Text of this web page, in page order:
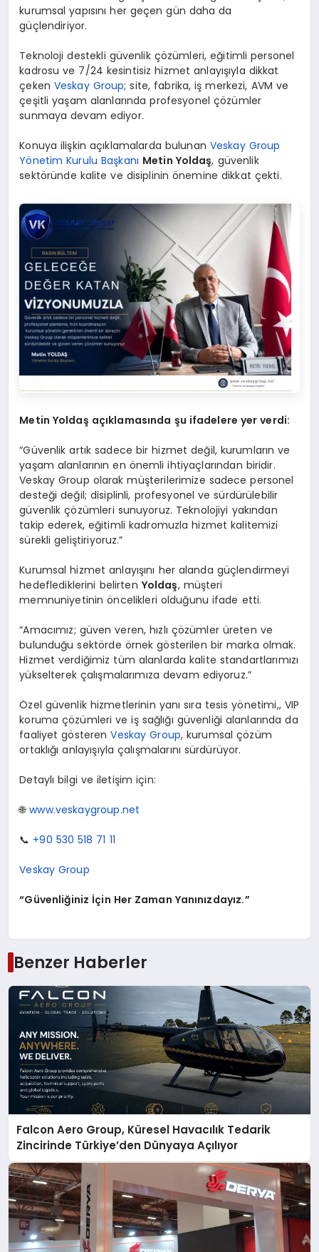
kurumsal yapısını her geçen gün daha da
güçlendiriyor.
Teknoloji destekli güvenlik çözümleri, eğitimli personel
kadrosu ve 7/24 kesintisiz hizmet anlayışıyla dikkat
çeken Veskay Group; site, fabrika, iş merkezi, AVM ve
çeşitli yaşam alanlarında profesyonel çözümler
sunmaya devam ediyor.
Konuya ilişkin açıklamalarda bulunan Veskay Group
Yönetim Kurulu Başkanı Metin Yoldaş, güvenlik
sektöründe kalite ve disiplinin önemine dikkat çekti.
Metin Yoldaş açıklamasında şu ifadelere yer verdi:
“Güvenlik artık sadece bir hizmet değil, kurumların ve
yaşam alanlarının en önemli ihtiyaçlarından biridir.
Veskay Group olarak müşterilerimize sadece personel
desteği değil; disiplinli, profesyonel ve sürdürülebilir
güvenlik çözümleri sunuyoruz. Teknolojiyi yakından
takip ederek, eğitimli kadromuzla hizmet kalitemizi
sürekli geliştiriyoruz.”
Kurumsal hizmet anlayışını her alanda güçlendirmeyi
hedeflediklerini belirten Yoldaş, müşteri
memnuniyetinin öncelikleri olduğunu ifade etti.
“Amacımız; güven veren, hızlı çözümler üreten ve
bulunduğu sektörde örnek gösterilen bir marka olmak.
Hizmet verdiğimiz tüm alanlarda kalite standartlarımızı
yükselterek çalışmalarımıza devam ediyoruz.”
Özel güvenlik hizmetlerinin yanı sıra tesis yönetimi,, VIP
koruma çözümleri ve iş sağlığı güvenliği alanlarında da
faaliyet gösterenVeskay Group, kurumsal çözüm
ortaklığı anlayışıyla çalışmalarını sürdürüyor.
Detaylı bilgi ve iletişim için:
🌐www.veskaygroup.net
📞 +90 530 518 71 11
Veskay Group
“Güvenliğiniz İçin Her Zaman Yanınızdayız.”
Benzer Haberler
Falcon Aero Group, Küresel Havacılık Tedarik
Zincirinde Türkiye’den Dünyaya Açılıyor